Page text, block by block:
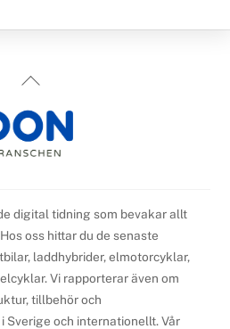
Back
Top
digital tidning som bevakar allt
oss hittar du de senaste
laddhybrider, elmotorcyklar,
Vi rapporterar även om
tillbehör och
Sverige och internationellt. Vår